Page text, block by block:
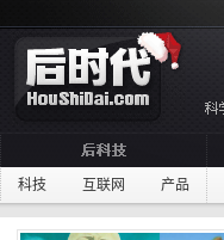
科技 互联网 产品